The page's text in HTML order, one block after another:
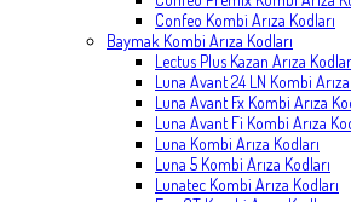
Confeo Kombi Arıza Kodları
Baymak Kombi Arıza Kodları
Lectus Plus Kazan Arıza
Luna Avant 24 LN Kombi
Luna Avant Fx Kombi Arıza
Luna Avant Fi Kombi Arıza
Luna Kombi Arıza Kodları
Luna 5 Kombi Arıza Kodları
Lunatec Kombi Arıza Kodları